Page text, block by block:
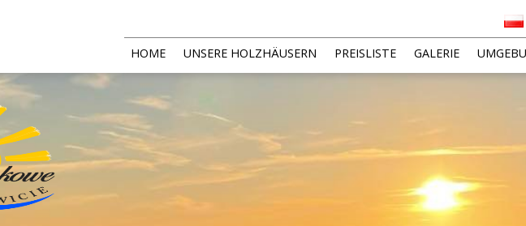
HOME UNSERE HOLZHÄUSERN PREISLISTE GALERIE